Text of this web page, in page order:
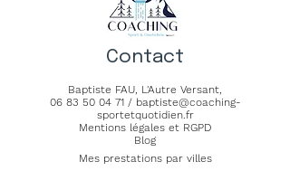
Contact
Baptiste FAU, L'Autre Versant,
06 83 50 04 71/ baptiste@coaching-
sportetquotidien.fr
Mentions légales et RGPD
Blog
Mes prestations par villes